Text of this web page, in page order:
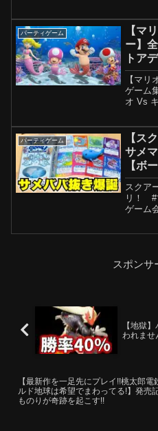
デオを
パーティゲーム
【マ
ー】
トア
オ(最
【マリ
ゲーム
オ Vs
る: 【
パーティゲーム
【ス
サメ
【ボ
スクア
リ！ #
ゲーム
スポンサ
【地獄
われませ
【最新作を一足先にプレイ!!桃太郎電
ルド地球は希望でまわってる!】発売
ものりが奇跡を起こす!!